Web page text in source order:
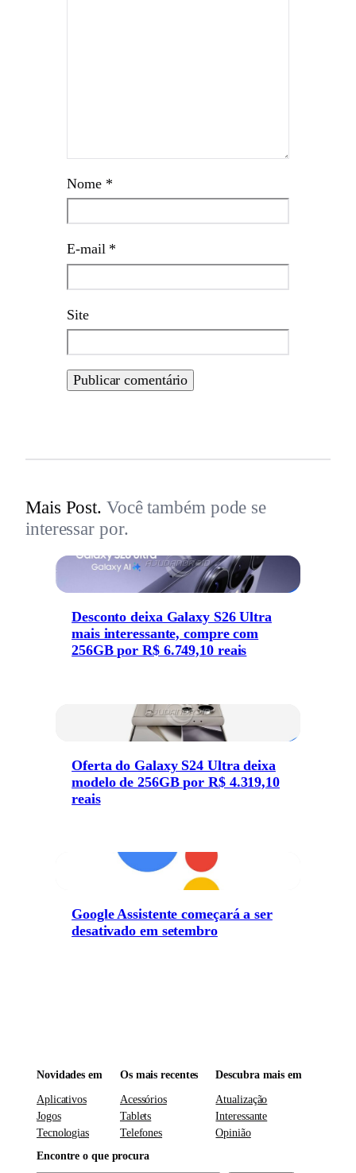
Nome *
E-mail *
Site
Mais Post. Você também pode se
interessar por.
Desconto deixa Galaxy S26 Ultra
mais interessante, compre com
256GB por R$ 6.749,10 reais
Oferta do Galaxy S24 Ultra deixa
modelo de 256GB por R$ 4.319,10
reais
Google Assistente começará a ser
desativado em setembro
Novidades em
Aplicativos
Jogos
Tecnologias
Os mais recentes
Acessórios
Tablets
Telefones
Descubra mais em
Atualização
Interessante
Opinião
Encontre o que procura